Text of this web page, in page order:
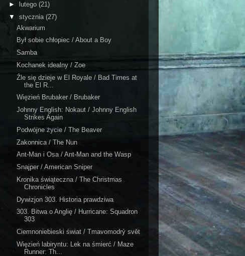
►
lutego (21)
▼ stycznia (27)
Akwarium
Był sobie chłopiec / About a Boy
Samba
Kochanek idealny / Zoe
Źle się dzieje w El Royale / Bad Times at
the El R...
Więzień Brubaker / Brubaker
Johnny English: Nokaut / Johnny English
Strikes Again
Podwójne życie / The Beaver
Zakonnica / The Nun
Ant-Man i Osa / Ant-Man and the Wasp
Snajper / American Sniper
Kronika świąteczna / The Christmas
Chronicles
Dywizjon 303. Historia prawdziwa
303. Bitwa o Anglię / Hurricane: Squadron
303
Ciemnoniebieski świat / Tmavomodrý svět
Więzień labiryntu: Lek na śmierć / Maze
Runner: Th...